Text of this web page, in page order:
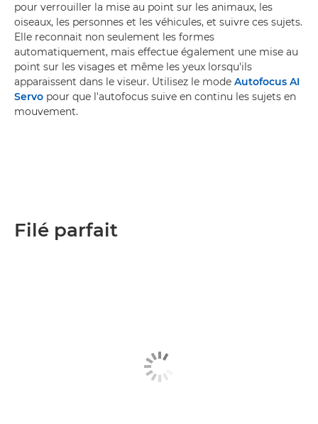
pour verrouiller la mise au point sur les animaux, les
oiseaux, les personnes et les véhicules, et suivre ces sujets.
Elle reconnait non seulement les formes
automatiquement, mais effectue également une mise au
point sur les visages et même les yeux lorsqu'ils
apparaissent dans le viseur. Utilisez le mode Autofocus AI
Servo pour que l'autofocus suive en continu les sujets en
mouvement.
Filé parfait